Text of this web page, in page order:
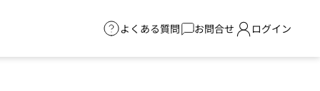
よくある質問 お問合せ ログイン